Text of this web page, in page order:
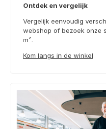
Ontdek en vergelijk
Vergelijk eenvoudig
webshop of bezoek onze
m².
Kom langs in de winkel